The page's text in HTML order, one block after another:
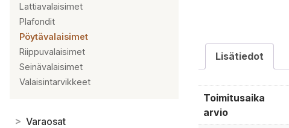
Lattiavalaisimet
Plafondit
Pöytävalaisimet
Riippuvalaisimet
Seinävalaisimet
Valaisintarvikkeet
> Varaosat
Lisätiedot
Toimitusaika
arvio